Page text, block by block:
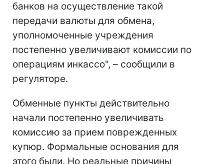
банков на осуществление такой
передачи валюты для обмена,
уполномоченные учреждения
постепенно увеличивают комиссии по
операциям инкассо", – сообщили в
регуляторе.
Обменные пункты действительно
начали постепенно увеличивать
комиссию за прием поврежденных
купюр. Формальные основания для
этого были. Но реальные причины